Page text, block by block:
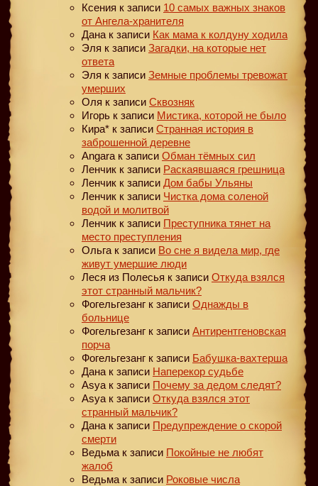
Ксения к записи 10 самых важных знаков
от Ангела-хранителя
Дана к записи Как мама к колдуну ходила
Эля к записи Загадки, на которые нет
ответа
Эля к записи Земные проблемы тревожат
умерших
Оля к записи Сквозняк
Игорь к записи Мистика, которой не было
Кира* к записи Странная история в
заброшенной деревне
Angara к записи Обман тёмных сил
Ленчик к записи Раскаявшаяся грешница
Ленчик к записи Дом бабы Ульяны
Ленчик к записи Чистка дома соленой
водой и молитвой
Ленчик к записи Преступника тянет на
место преступления
Ольга к записи Во сне я видела мир, где
живут умершие люди
Леся из Полесья к записи Откуда взялся
этот странный мальчик?
Фогельгезанг к записи Однажды в
больнице
Фогельгезанг к записи Антирентгеновская
порча
Фогельгезанг к записи Бабушка-вахтерша
Дана к записи Наперекор судьбе
Asya к записи Почему за дедом следят?
Asya к записи Откуда взялся этот
странный мальчик?
Дана к записи Предупреждение о скорой
смерти
Ведьма к записи Покойные не любят
жалоб
Ведьма к записи Роковые числа